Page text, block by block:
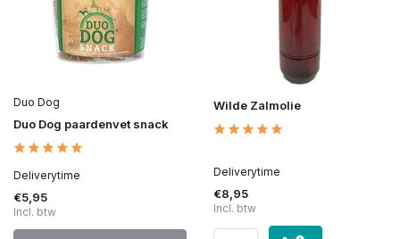
Duo Dog
Duo Dog paardenvet snack
Deliverytime
€5,95
Incl. btw
Wilde Zalmolie
Deliverytime
€8,95
Incl. btw